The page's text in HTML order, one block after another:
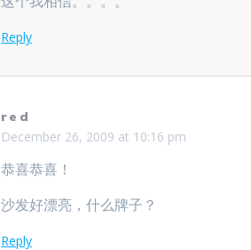
Reply
red
December 26, 2009 at 10:16 pm
恭喜恭喜！
沙发好漂亮，什么牌子？
Reply